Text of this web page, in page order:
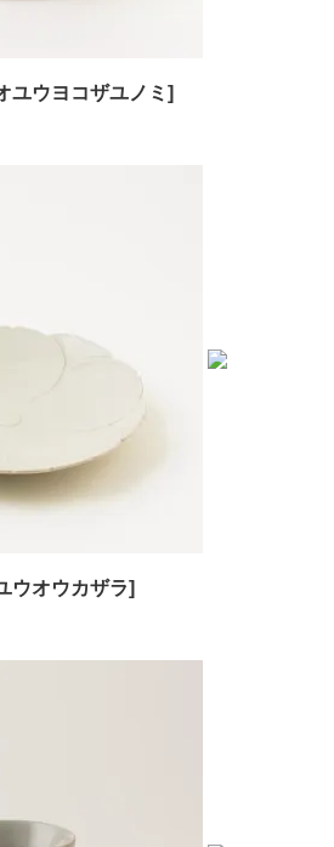
ユウヨコザユノミ]
ウオウカザラ]